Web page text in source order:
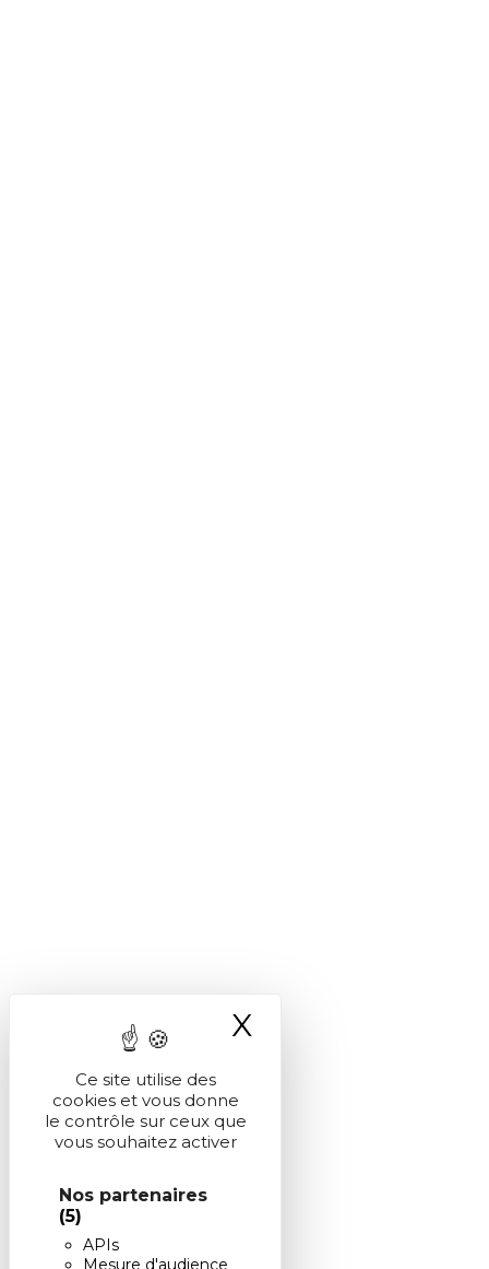
Ce site utilise des
cookies et vous donne
le contrôle sur ceux que
vous souhaitez activer
Nos partenaires
(5)
APIs
Mesure d'audience
X